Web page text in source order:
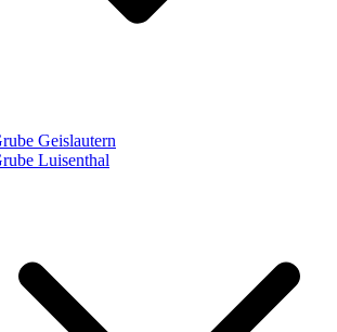
Geislautern
Luisenthal